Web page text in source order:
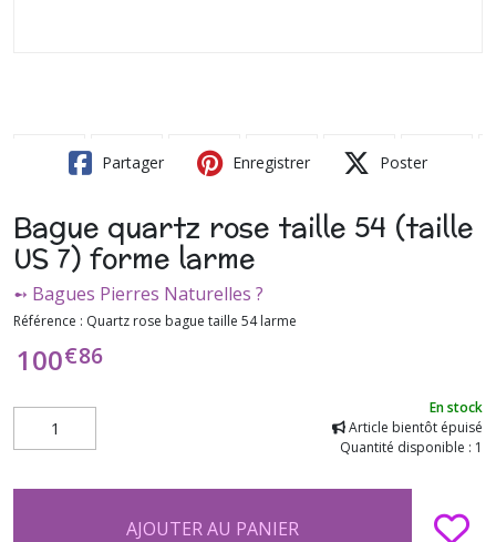
Partager Enregistrer Poster
Bague quartz rose taille 54 (taille
US 7) forme larme
➻ Bagues Pierres Naturelles ?
Référence : Quartz rose bague taille 54 larme
100€86
En stock
Article bientôt épuisé
Quantité disponible : 1
AJOUTER AU PANIER